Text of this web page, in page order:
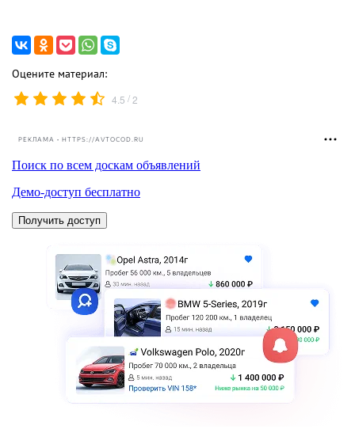
Оцените материал:
4.5 /2
РЕКЛАМА • HTTPS://AVTOCOD.RU